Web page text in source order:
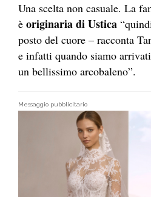
Una scelta non casuale. La
è originaria di Ustica
posto del cuore – racconta
e infatti quando siamo
un bellissimo arcobaleno”.
Messaggio pubblicitario